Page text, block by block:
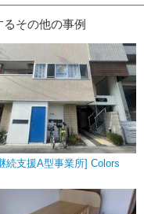
その他の事例
続支援A型事業所] Colors